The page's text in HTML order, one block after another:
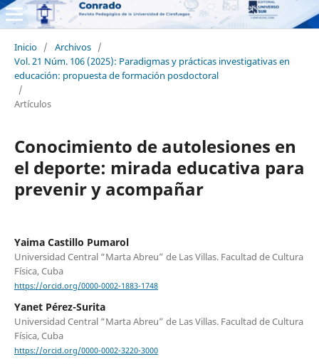
Inicio / Archivos /
Vol. 21 Núm. 106 (2025): Paradigmas y prácticas investigativas en
educación: propuesta de formación posdoctoral
/
Artículos
Conocimiento de autolesiones en
el deporte: mirada educativa para
prevenir y acompañar
Yaima Castillo Pumarol
Universidad Central “Marta Abreu” de Las Villas. Facultad de Cultura
Física, Cuba
https://orcid.org/0000-0002-1883-1748
Yanet Pérez-Surita
Universidad Central “Marta Abreu” de Las Villas. Facultad de Cultura
Física, Cuba
https://orcid.org/0000-0002-3220-3000